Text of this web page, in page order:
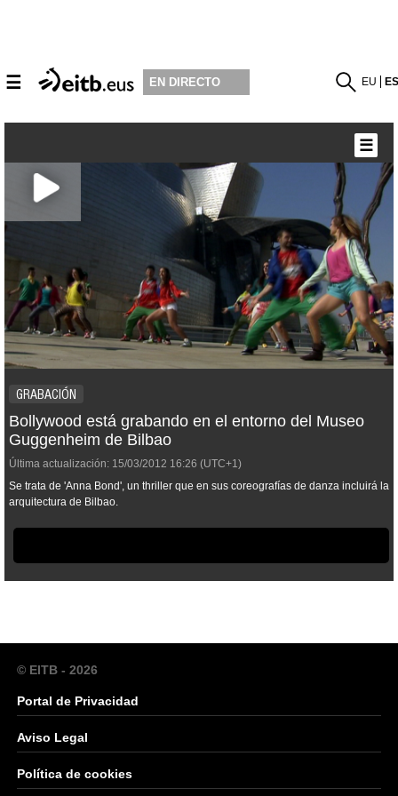
☰ EN DIRECTO EU
GRABACIÓN
Bollywood está grabando en el entorno del Museo
Guggenheim de Bilbao
Última actualización: 15/03/2012 16:26 (UTC+1)
Se trata de 'Anna Bond', un thriller que en sus coreografías de danza incluirá la
arquitectura de Bilbao.
☰
© EITB - 2026
Portal de Privacidad
Aviso Legal
Política de cookies